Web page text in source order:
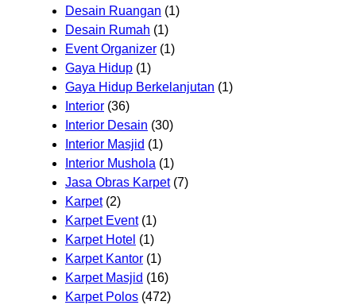
Desain Ruangan (1)
Desain Rumah (1)
Event Organizer (1)
Gaya Hidup (1)
Gaya Hidup Berkelanjutan (1)
Interior (36)
Interior Desain (30)
Interior Masjid (1)
Interior Mushola (1)
Jasa Obras Karpet(7)
Karpet(2)
Karpet Event(1)
Karpet Hotel (1)
Karpet Kantor (1)
Karpet Masjid (16)
Karpet Polos (472)